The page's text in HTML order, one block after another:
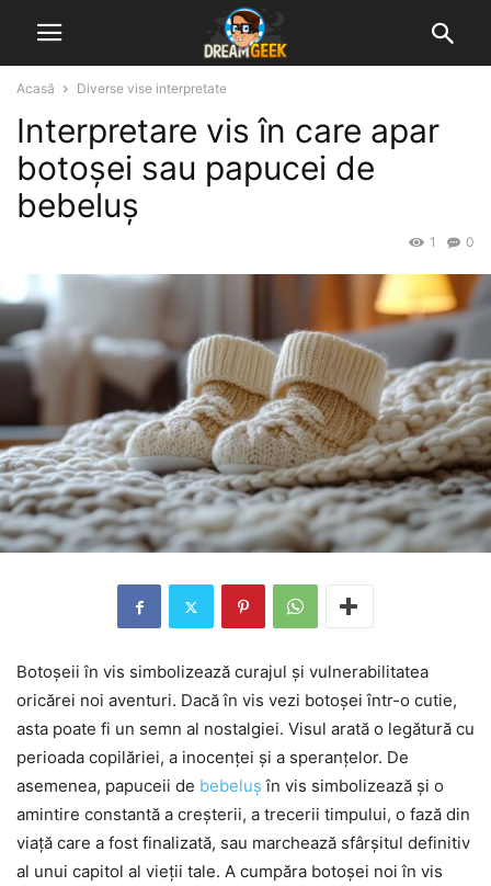
Acasă Diverse vise interpretate
Interpretare vis în care apar
botoșei sau papucei de
bebeluș
0
1
Botoșeii în vis simbolizează curajul și vulnerabilitatea
oricărei noi aventuri. Dacă în vis vezi botoșei într-o cutie,
asta poate fi un semn al nostalgiei. Visul arată o legătură cu
perioada copilăriei, a inocenței și a speranțelor. De
asemenea, papuceii de bebeluș în vis simbolizează și o
amintire constantă a creșterii, a trecerii timpului, o fază din
viață care a fost finalizată, sau marchează sfârșitul definitiv
al unui capitol al vieții tale. A cumpăra botoșei noi în vis